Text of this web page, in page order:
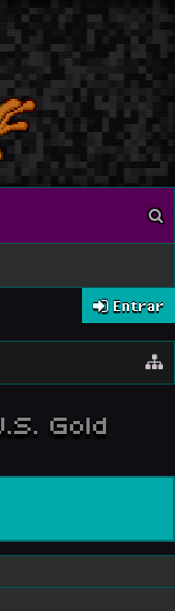
Entrar
Gold